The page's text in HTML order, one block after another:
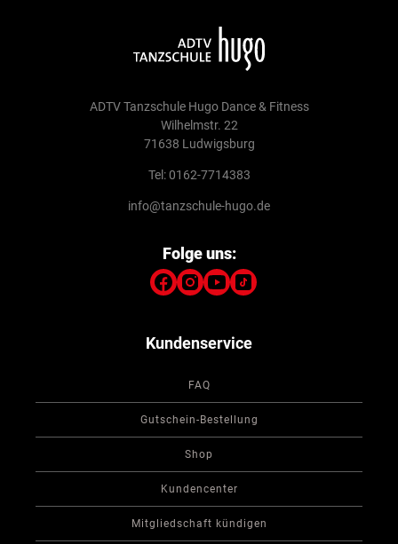
ADTV Tanzschule Hugo Dance & Fitness
Wilhelmstr. 22
71638 Ludwigsburg
Tel: 0162-7714383
info@tanzschule-hugo.de
Folge uns:
Kundenservice
FAQ
Gutschein-Bestellung
Shop
Kundencenter
Mitgliedschaft kündigen